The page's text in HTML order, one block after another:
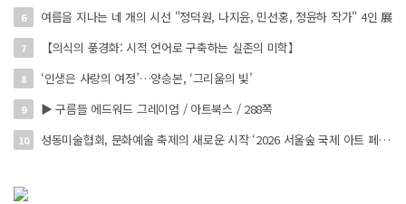
6 여름을 지나는 네 개의 시선 "정덕원, 나지윤, 민선홍, 정윤하 작가" 4인 展
7 【의식의 풍경화: 시적 언어로 구축하는 실존의 미학】
8 ‘인생은 사랑의 여정’…양승본, ‘그리움의 빛’
9 ▶ 구름들 에드워드 그레이엄 / 아트북스 / 288쪽
10 성동미술협회, 문화예술 축제의 새로운 시작 ‘2026 서울숲 국제 아트 페스타’ 개최